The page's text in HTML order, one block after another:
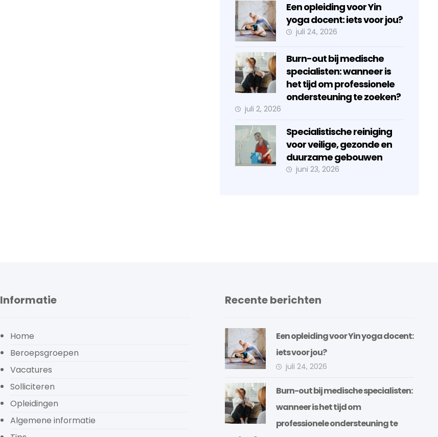
Een opleiding voor Yin
yoga docent: iets voor jou?
juli 24, 2026
Burn-out bij medische
specialisten: wanneer is
het tijd om professionele
ondersteuning te zoeken?
juli 2, 2026
Specialistische reiniging
voor veilige, gezonde en
duurzame gebouwen
juni 23, 2026
Informatie
Home
Beroepsgroepen
Vacatures
Solliciteren
Opleidingen
Algemene informatie
Recente berichten
Een opleiding voor Yin yoga docent:
iets voor jou?
juli 24, 2026
Burn-out bij medische specialisten:
wanneer is het tijd om
professionele ondersteuning te